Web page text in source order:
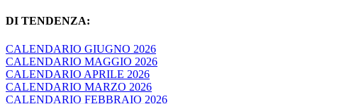
DI TENDENZA:
CALENDARIO GIUGNO 2026
CALENDARIO MAGGIO 2026
CALENDARIO APRILE 2026
CALENDARIO MARZO 2026
CALENDARIO FEBBRAIO 2026